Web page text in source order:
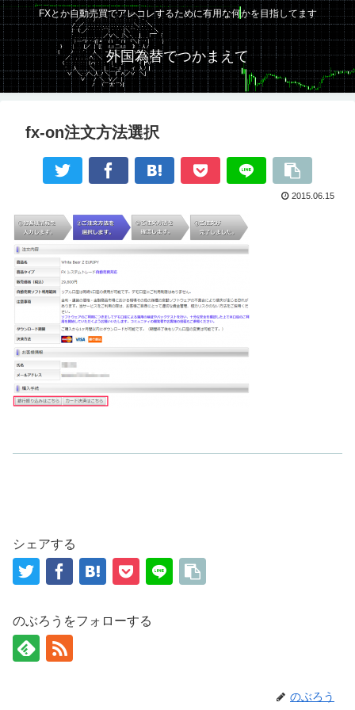
FXとか自動売買でアレコレするために有用な何かを目指してます
外国為替でつかまえて
fx-on注文方法選択
2015.06.15
シェアする
のぶろうをフォローする
のぶろう